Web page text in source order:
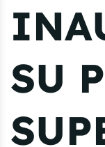
SU